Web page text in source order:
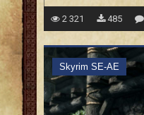
2 321 485
Skyrim SE-AE